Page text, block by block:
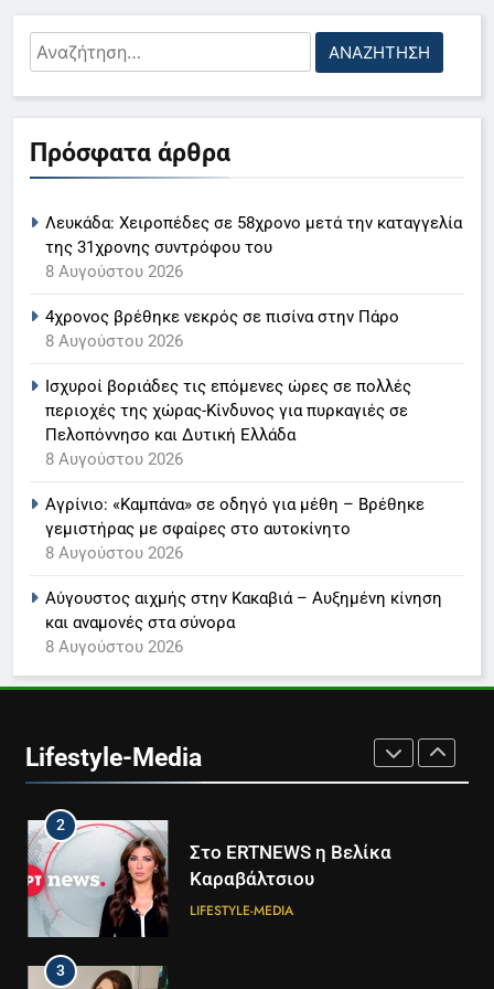
Αναζήτηση
για:
Πρόσφατα άρθρα
Λευκάδα: Χειροπέδες σε 58χρονο μετά την καταγγελία
της 31χρονης συντρόφου του
8 Αυγούστου 2026
4χρονος βρέθηκε νεκρός σε πισίνα στην Πάρο
8 Αυγούστου 2026
Ισχυροί βοριάδες τις επόμενες ώρες σε πολλές
περιοχές της χώρας-Κίνδυνος για πυρκαγιές σε
Πελοπόννησο και Δυτική Ελλάδα
8 Αυγούστου 2026
Αγρίνιο: «Καμπάνα» σε οδηγό για μέθη – Βρέθηκε
γεμιστήρας με σφαίρες στο αυτοκίνητο
8 Αυγούστου 2026
Αύγουστος αιχμής στην Κακαβιά – Αυξημένη κίνηση
και αναμονές στα σύνορα
8 Αυγούστου 2026
Lifestyle-Media
5
«τιμόνι» του κεντρικού δελτίου
ειδήσεων της ΕΡΤ
LIFESTYLE-MEDIA
6
LIFESTYLE-MEDIA
7
Τέλος από τον ΑΝΤ1 ο
Παναγιώτης Στάθης
8
Times μαζί σε μια νέα
συνδρομητική πρόταση
LIFESTYLE-MEDIA
1
LIFESTYLE-MEDIA
2
Στο ERTNEWS η Βελίκα
Καραβάλτσιου
LIFESTYLE-MEDIA
3